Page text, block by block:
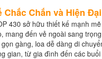
Chắc Chắn và Hiện Đại
430 sở hữu thiết kế mạnh
mang đến vẻ ngoài sang
gàng, loa dễ dàng di
gian, từ gia đình đến các